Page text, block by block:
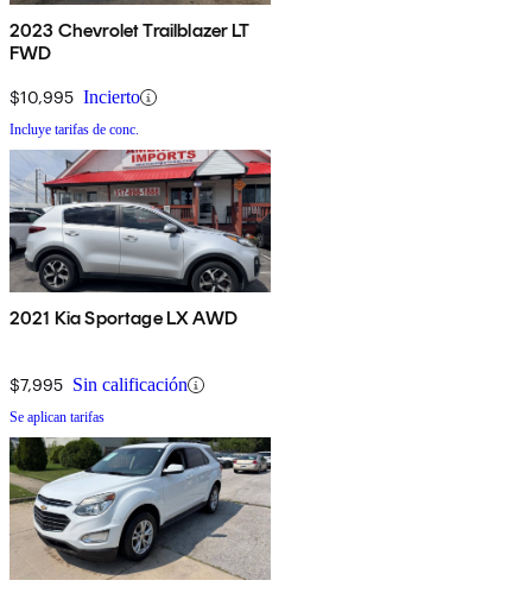
2023 Chevrolet Trailblazer LT
FWD
$10,995 Incierto
Incluye tarifas de conc.
2021 Kia Sportage LX AWD
$7,995 Sin calificación
Se aplican tarifas